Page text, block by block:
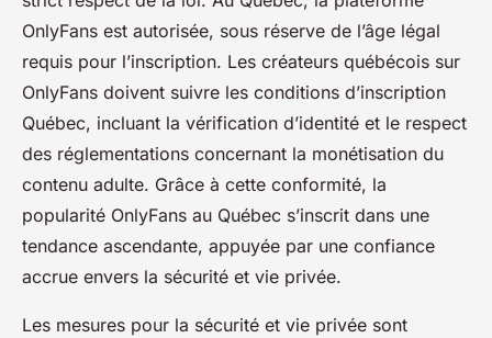
OnlyFans est autorisée, sous réserve de l’âge légal
requis pour l’inscription. Les créateurs québécois sur
OnlyFans doivent suivre les conditions d’inscription
Québec, incluant la vérification d’identité et le respect
des réglementations concernant la monétisation du
contenu adulte. Grâce à cette conformité, la
popularité OnlyFans au Québec s’inscrit dans une
tendance ascendante, appuyée par une confiance
accrue envers la sécurité et vie privée.
Les mesures pour la sécurité et vie privée sont